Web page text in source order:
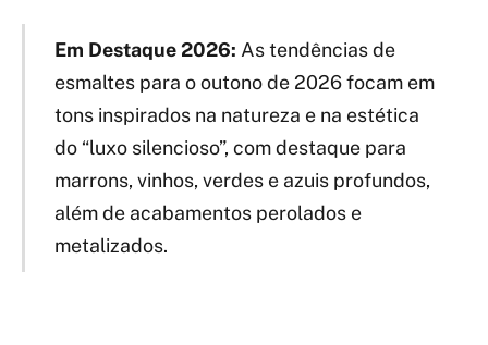
Em Destaque 2026: As tendências de
esmaltes para o outono de 2026 focam em
tons inspirados na natureza e na estética
do “luxo silencioso”, com destaque para
marrons, vinhos, verdes e azuis profundos,
além de acabamentos perolados e
metalizados.